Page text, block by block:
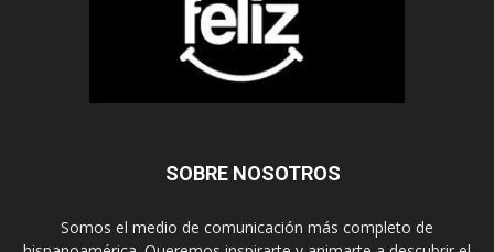
SOBRE NOSOTROS
Somos el medio de comunicación más completo de